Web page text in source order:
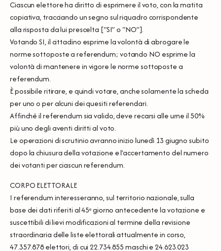
Ciascun elettore ha diritto di esprimere il voto, con la matita
copiativa, tracciando un segno sul riquadro corrispondente
alla risposta da lui prescelta [“SI” o “NO”].
Votando SI, il cittadino esprime la volontà di abrogare le
norme sottoposte a referendum; votando NO esprime la
volontà di mantenere in vigore le norme sottoposte a
referendum.
È possibile ritirare, e quindi votare, anche solamente la scheda
per uno o per alcuni dei quesiti referendari.
Affinché il referendum sia valido, deve recarsi alle urne il 50%
più uno degli aventi diritti al voto.
Le operazioni di scrutinio avranno inizio lunedì 13 giugno subito
dopo la chiusura della votazione e l’accertamento del numero
dei votanti per ciascun referendum.
CORPO ELETTORALE
I referendum interesseranno, sul territorio nazionale, sulla
base dei dati riferiti al 45º giorno antecedente la votazione e
suscettibili di lievi modificazioni al termine della revisione
straordinaria delle liste elettorali attualmente in corso,
47.357.878 elettori, di cui 22.734.855 maschi e 24.623.023